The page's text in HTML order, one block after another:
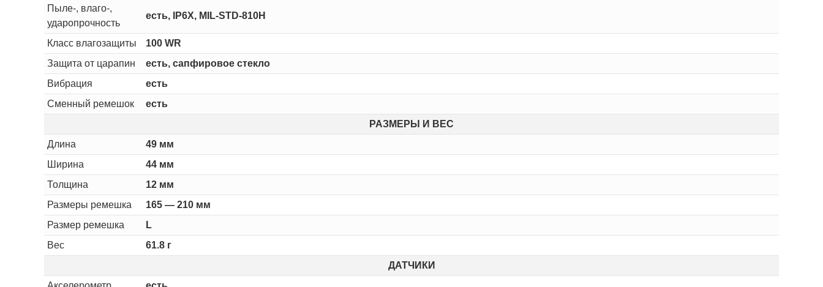
Пыле-, влаго-,
ударопрочность
есть, IP6X, MIL-STD-810H
Класс влагозащиты
100 WR
Защита от царапин
есть, сапфировое стекло
Вибрация
есть
Сменный ремешок
есть
РАЗМЕРЫ И ВЕС
Длина
49 мм
Ширина
44 мм
Толщина
12 мм
Размеры ремешка
165 — 210 мм
Размер ремешка
L
Вес
61.8 г
ДАТЧИКИ